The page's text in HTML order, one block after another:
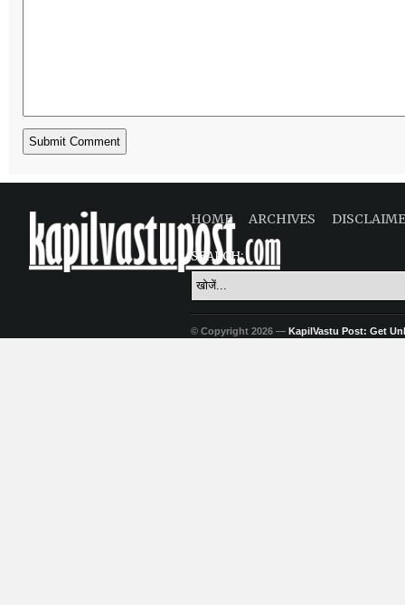
HOME ARCHIVES
SEARCH:
© Copyright 2026 — KapilVastu Post: Get